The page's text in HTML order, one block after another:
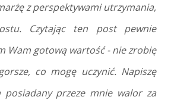
z perspektywami utrzymania,
Czytając ten post pewnie
Wam gotową wartość - nie zrobię
co mogę uczynić. Napiszę
posiadany przeze mnie walor za